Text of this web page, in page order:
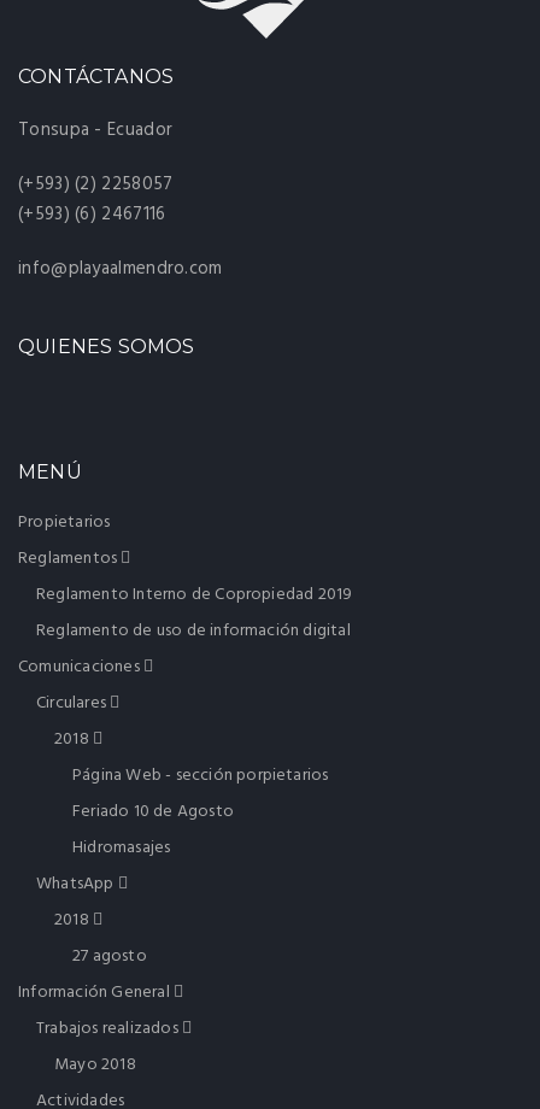
CONTÁCTANOS
Tonsupa - Ecuador
(+593) (2) 2258057
(+593) (6) 2467116
info@playaalmendro.com
QUIENES SOMOS
MENÚ
Propietarios
Reglamentos
Reglamento Interno de Copropiedad 2019
Reglamento de uso de información digital
Comunicaciones
Circulares
2018
Página Web - sección porpietarios
Feriado 10 de Agosto
Hidromasajes
WhatsApp
2018
27 agosto
Información General
Trabajos realizados
Mayo 2018
Actividades